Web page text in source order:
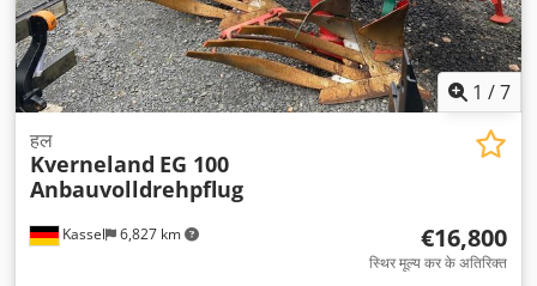
1 /7
Kassel 6,827 km
हल
Kverneland EG 100
Anbauvolldrehpflug
€16,800
स्थिर मूल्य कर के अतिरिक्त